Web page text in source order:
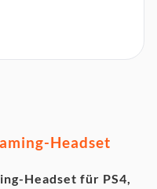
Headset
Headset für PS4,